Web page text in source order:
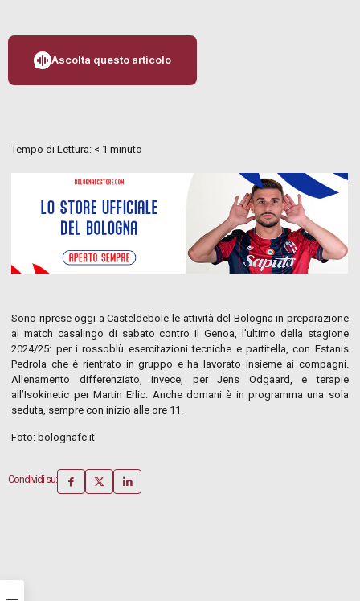
Ascolta questo articolo
Tempo di Lettura: < 1 minuto
Sono riprese oggi a Casteldebole le attività del Bologna in preparazione
al match casalingo di sabato contro il Genoa, l’ultimo della stagione
2024/25: per i rossoblù esercitazioni tecniche e partitella, con Estanis
Pedrola che è rientrato in gruppo e ha lavorato insieme ai compagni.
Allenamento differenziato, invece, per Jens Odgaard, e terapie
all’Isokinetic per Martin Erlic. Anche domani è in programma una sola
seduta, sempre con inizio alle ore 11.
Foto: bolognafc.it
Condividi su: